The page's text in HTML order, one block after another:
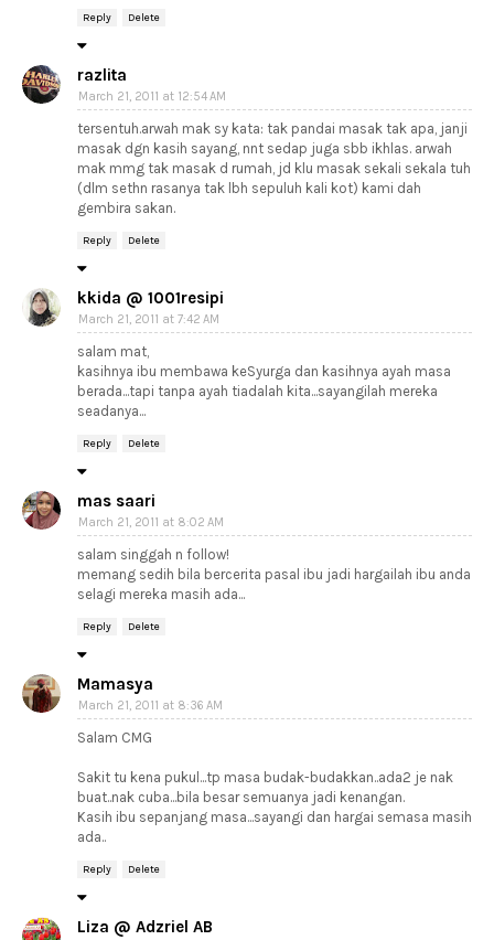
Reply Delete
razlita
March 21, 2011 at 12:54 AM
tersentuh.arwah mak sy kata: tak pandai masak tak apa, janji
masak dgn kasih sayang, nnt sedap juga sbb ikhlas. arwah
mak mmg tak masak d rumah, jd klu masak sekali sekala tuh
(dlm sethn rasanya tak lbh sepuluh kali kot) kami dah
gembira sakan.
Reply Delete
kkida @ 1001resipi
March 21, 2011 at 7:42 AM
salam mat,
kasihnya ibu membawa keSyurga dan kasihnya ayah masa
berada...tapi tanpa ayah tiadalah kita...sayangilah mereka
seadanya...
Reply Delete
mas saari
March 21, 2011 at 8:02 AM
salam singgah n follow!
memang sedih bila bercerita pasal ibu jadi hargailah ibu anda
selagi mereka masih ada...
Reply Delete
Mamasya
March 21, 2011 at 8:36 AM
Salam CMG
Sakit tu kena pukul...tp masa budak-budakkan..ada2 je nak
buat..nak cuba...bila besar semuanya jadi kenangan.
Kasih ibu sepanjang masa...sayangi dan hargai semasa masih
ada..
Reply Delete
Liza @ Adzriel AB